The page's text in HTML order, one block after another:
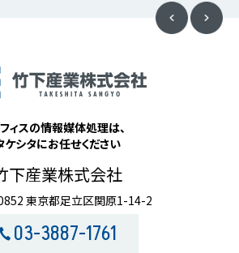
ィスの情報媒体処理は、
ケシタにお任せください
下産業株式会社
東京都足立区関原1-14-2
03-3887-1761